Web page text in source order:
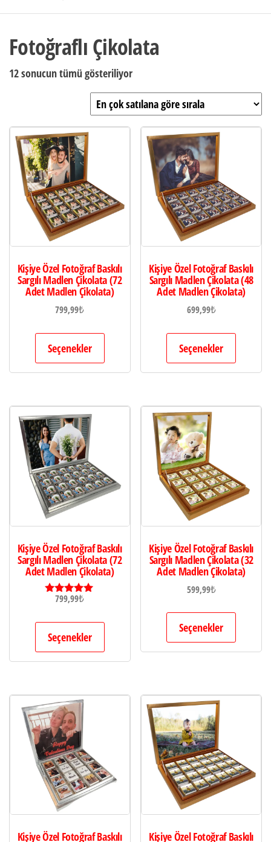
Fotoğraflı Çikolata
12 sonucun tümü gösteriliyorPopülerliğe
göre
sıralandı
Kişiye Özel Fotoğraf Baskılı
Sargılı Madlen Çikolata (72
Adet Madlen Çikolata)
799,99₺
Seçenekler
Kişiye Özel Fotoğraf Baskılı
Sargılı Madlen Çikolata (48
Adet Madlen Çikolata)
699,99₺
Seçenekler
Kişiye Özel Fotoğraf Baskılı
Sargılı Madlen Çikolata (72
Adet Madlen Çikolata)
5 üzerinden
799,99₺
Seçenekler
Kişiye Özel Fotoğraf Baskılı
Sargılı Madlen Çikolata (32
Adet Madlen Çikolata)
599,99₺
Seçenekler
Kişiye Özel Fotoğraf Baskılı Kişiye Özel Fotoğraf Baskılı